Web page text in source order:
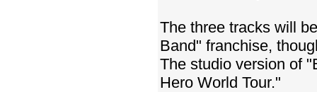
The three tracks will
Band" franchise,
The studio version of
Hero World Tour."